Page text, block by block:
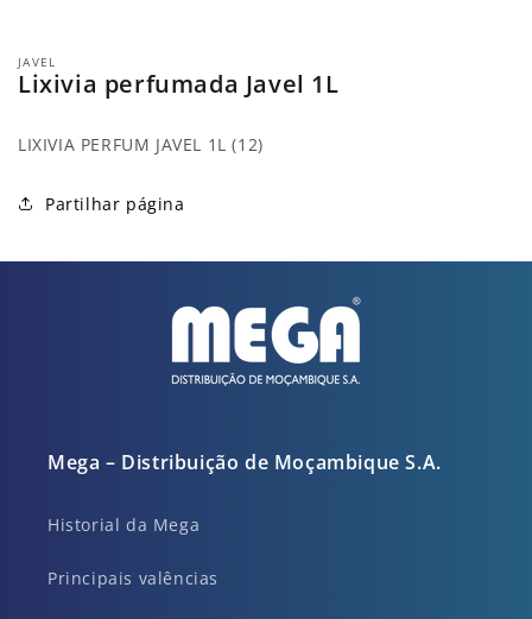
multimédia
1
JAVEL
Lixivia perfumada Javel 1L
LIXIVIA PERFUM JAVEL 1L (12)
Partilhar página
Mega – Distribuição de Moçambique S.A.
Historial da Mega
Principais valências